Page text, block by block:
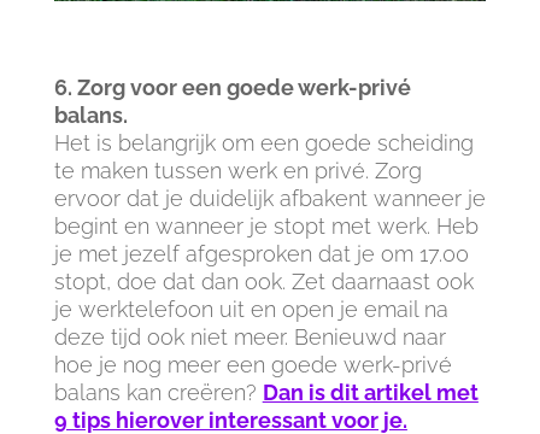
6. Zorg voor een goede werk-privé
balans.
Het is belangrijk om een goede scheiding
te maken tussen werk en privé. Zorg
ervoor dat je duidelijk afbakent wanneer je
begint en wanneer je stopt met werk. Heb
je met jezelf afgesproken dat je om 17.00
stopt, doe dat dan ook. Zet daarnaast ook
je werktelefoon uit en open je email na
deze tijd ook niet meer. Benieuwd naar
hoe je nog meer een goede werk-privé
balans kan creëren? Dan is dit artikel met
9 tips hierover interessant voor je.